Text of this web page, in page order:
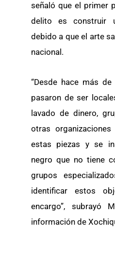
señaló que el primer
delito es construir
debido a que el arte
nacional.
“Desde hace más
pasaron de ser
lavado de dinero,
otras
estas piezas y se
negro que no tiene
grupos
identificar estos
encargo”, subrayó
información de